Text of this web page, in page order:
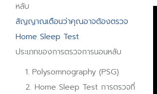
หลับ
สัญญาณเตือนว่าคุณอาจต้องตรวจ
Home Sleep Test
ประเภทของการตรวจการนอนหลับ
1. Polysomnography (PSG)
2. Home Sleep Test การตรวจที่